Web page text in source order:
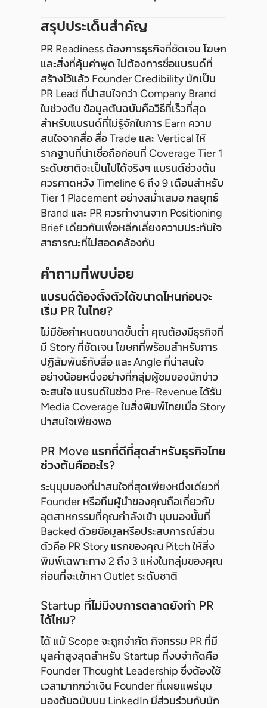
สรุปประเด็นสำคัญ
PR Readiness ต้องการธุรกิจที่ชัดเจน โฆษก
และสิ่งที่คุ้มค่าพูด ไม่ต้องการชื่อแบรนด์ที่
สร้างไว้แล้ว Founder Credibility มักเป็น
PR Lead ที่น่าสนใจกว่า Company Brand
ในช่วงต้น ข้อมูลต้นฉบับคือวิธีที่เร็วที่สุด
สำหรับแบรนด์ที่ไม่รู้จักในการ Earn ความ
สนใจจากสื่อ สื่อ Trade และ Vertical ให้
รากฐานที่น่าเชื่อถือก่อนที่ Coverage Tier 1
ระดับชาติจะเป็นไปได้จริงๆ แบรนด์ช่วงต้น
ควรคาดหวัง Timeline 6 ถึง 9 เดือนสำหรับ
Tier 1 Placement อย่างสม่ำเสมอ กลยุทธ์
Brand และ PR ควรทำงานจาก Positioning
Brief เดียวกันเพื่อหลีกเลี่ยงความประทับใจ
สาธารณะที่ไม่สอดคล้องกัน
คำถามที่พบบ่อย
แบรนด์ต้องตั้งตัวได้ขนาดไหนก่อนจะ
เริ่ม PR ในไทย?
ไม่มีข้อกำหนดขนาดขั้นต่ำ คุณต้องมีธุรกิจที่
มี Story ที่ชัดเจน โฆษกที่พร้อมสำหรับการ
ปฏิสัมพันธ์กับสื่อ และ Angle ที่น่าสนใจ
อย่างน้อยหนึ่งอย่างที่กลุ่มผู้ชมของนักข่าว
จะสนใจ แบรนด์ในช่วง Pre-Revenue ได้รับ
Media Coverage ในสิ่งพิมพ์ไทยเมื่อ Story
น่าสนใจเพียงพอ
PR Move แรกที่ดีที่สุดสำหรับธุรกิจไทย
ช่วงต้นคืออะไร?
ระบุมุมมองที่น่าสนใจที่สุดเพียงหนึ่งเดียวที่
Founder หรือทีมผู้นำของคุณถือเกี่ยวกับ
อุตสาหกรรมที่คุณกำลังเข้า มุมมองนั้นที่
Backed ด้วยข้อมูลหรือประสบการณ์ส่วน
ตัวคือ PR Story แรกของคุณ Pitch ให้สิ่ง
พิมพ์เฉพาะทาง 2 ถึง 3 แห่งในกลุ่มของคุณ
ก่อนที่จะเข้าหา Outlet ระดับชาติ
Startup ที่ไม่มีงบการตลาดยังทำ PR
ได้ไหม?
ได้ แม้ Scope จะถูกจำกัด กิจกรรม PR ที่มี
มูลค่าสูงสุดสำหรับ Startup ที่งบจำกัดคือ
Founder Thought Leadership ซึ่งต้องใช้
เวลามากกว่าเงิน Founder ที่เผยแพร่มุม
มองต้นฉบับบน LinkedIn มีส่วนร่วมกับนัก